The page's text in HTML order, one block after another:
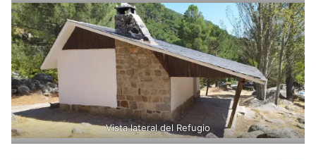
Vista lateral del Refugio